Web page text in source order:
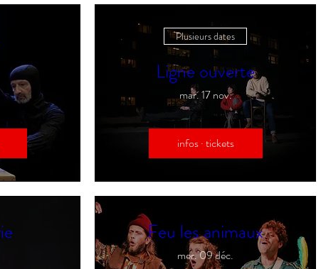
Plusieurs dates
Ligne ouverte
mar. 17 nov.
infos · tickets
Feu les animaux
mer. 09 déc.